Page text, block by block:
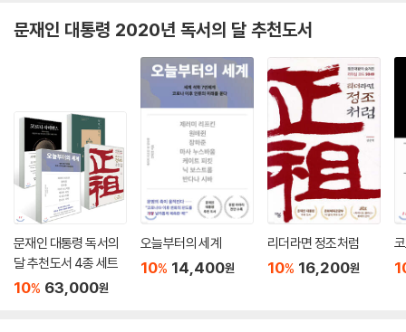
문재인 대통령 2020년 독서의 달 추천도서
문재인 대통령 독서의
달 추천도서 4종 세트
10% 63,000원
오늘부터의 세계
10% 14,400원
리더라면 정조처럼
10% 16,200원